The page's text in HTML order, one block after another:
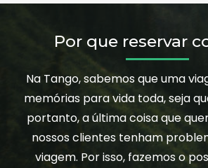
Por que reservar
Na Tango, sabemos que uma
memórias para vida toda, seja
portanto, a última coisa que
nossos clientes tenham
viagem. Por isso, fazemos o